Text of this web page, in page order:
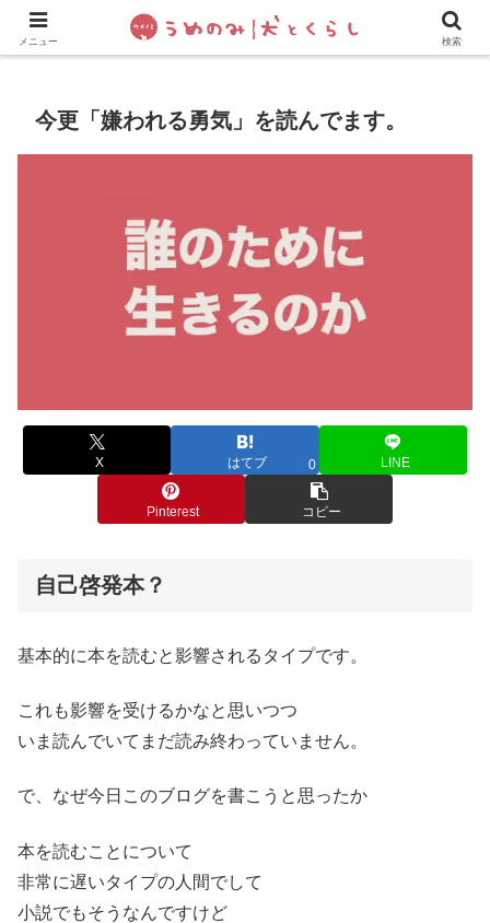
犬の手作りご飯 フレブル飼い方・しつけ ペットグッズ&
今更「嫌われる勇気」を読んでます。
X はてブ 0 LINE
Pinterest コピー
自己啓発本？
基本的に本を読むと影響されるタイプです。
これも影響を受けるかなと思いつつ
いま読んでいてまだ読み終わっていません。
で、なぜ今日このブログを書こうと思ったか
本を読むことについて
非常に遅いタイプの人間でして
小説でもそうなんですけど
メニュー 検索